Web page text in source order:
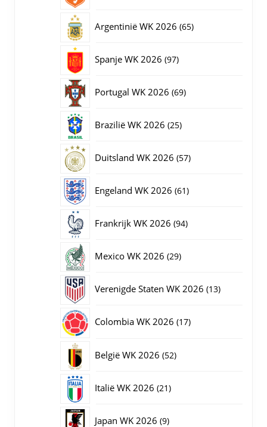
Argentinië WK 2026 6565
Spanje WK 2026 9797
Portugal WK 2026 6969
Brazilië WK 2026 2525
Duitsland WK 2026 5757
Engeland WK 2026 6161
Frankrijk WK 2026 9494
Mexico WK 2026 2929
Verenigde Staten WK 2026 1313
Colombia WK 2026 1717
België WK 2026 5252
Italië WK 2026 2121
Japan WK 2026 99